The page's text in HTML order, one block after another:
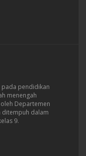
pada pendidikan
menengah
Departemen
ditempuh dalam
9.